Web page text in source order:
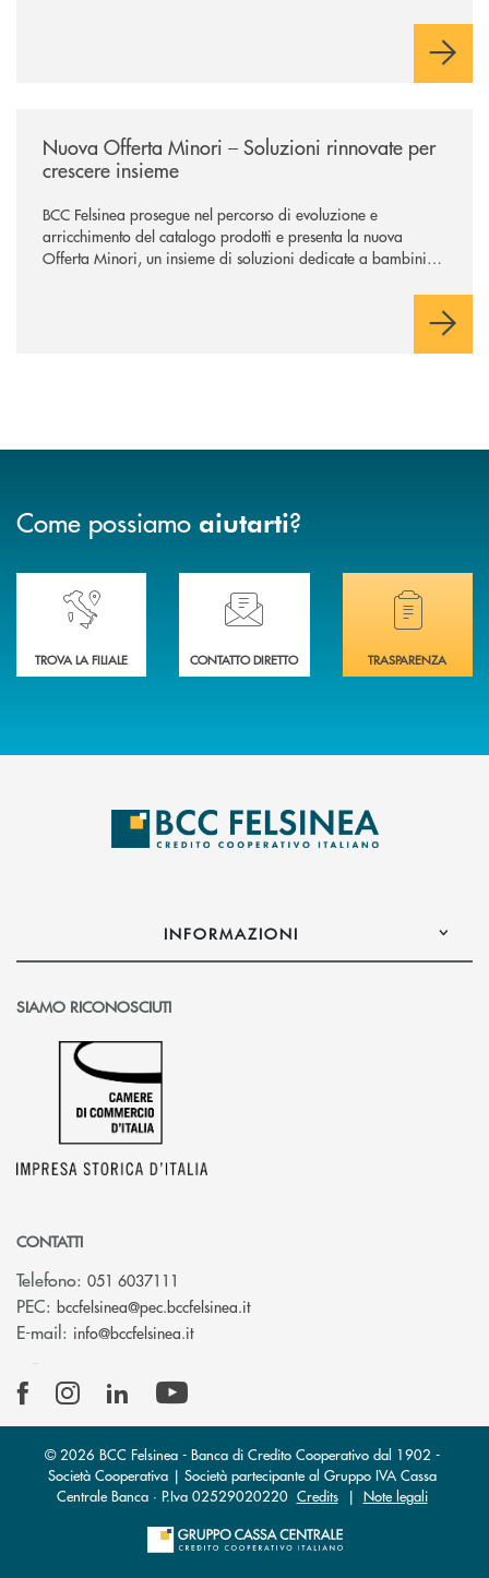
negoziazione esclusiva per la finalizzazione dell’operazione.
Nuova Offerta Minori – Soluzioni rinnovate per
crescere insieme
BCC Felsinea prosegue nel percorso di evoluzione e
arricchimento del catalogo prodotti e presenta la nuova
Offerta Minori, un insieme di soluzioni dedicate a bambini e
sviluppo di una relazione consapevole con il denaro, sempre
Come possiamo aiutarti?
Accedi all' elenco completo delle nostre&nbsp; filiali .
TROVA LA FILIALE
Ti serve assistenza immediata? Contattaci!
CONTATTO DIRETTO
Hai bisogno di
TRASPARENZA
INFORMAZIONI
SIAMO RICONOSCIUTI
CONTATTI
Telefono: 051 6037111
PEC: bccfelsinea@pec.bccfelsinea.it(si apre l’app di posta
E-mail: info@bccfelsinea.it(si apre l’app di posta elettronica)
© 2026 BCC Felsinea - Banca di Credito Cooperativo dal 1902 -
Società Cooperativa | Società partecipante al Gruppo IVA Cassa
Centrale Banca · P.Iva 02529020220 Credits| Note legali